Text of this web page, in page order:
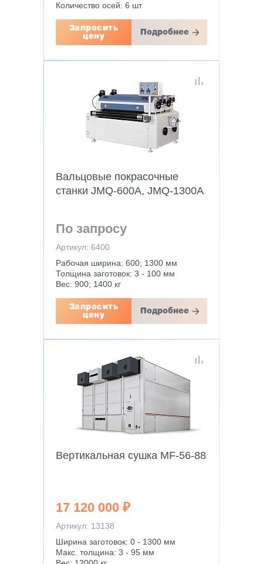
Количество осей: 6 шт
Запросить
цену
Подробнее
Вальцовые покрасочные
станки JMQ-600A, JMQ-1300A
По запросу
Артикул: 6400
Рабочая ширина: 600; 1300 мм
Толщина заготовок: 3 - 100 мм
Вес: 900; 1400 кг
Запросить
цену
Подробнее
Вертикальная сушка MF-56-88
17 120 000 ₽
Артикул: 13138
Ширина заготовок: 0 - 1300 мм
Макс. толщина: 3 - 95 мм